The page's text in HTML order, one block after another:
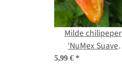
Milde chilipeper
'NuMex Suave
Orange' (Capsicum
5,99 € *